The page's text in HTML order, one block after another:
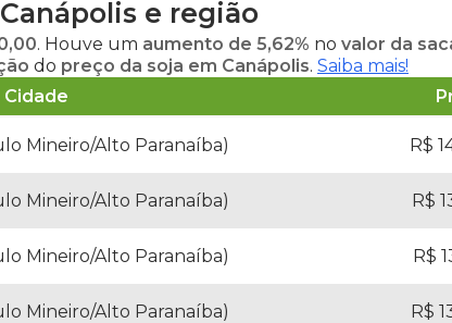
e região
. Houve um aumento de 5,62% no valor da
do preço da soja em Canápolis. Saiba mais!
Cidade
Mineiro/Alto Paranaíba) R$
Mineiro/Alto Paranaíba) R$
Mineiro/Alto Paranaíba) R$
Mineiro/Alto Paranaíba) R$